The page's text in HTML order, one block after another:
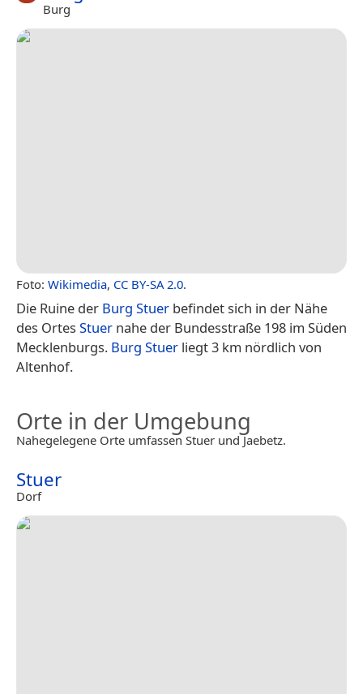
Burg
Foto: Wikimedia, CC BY-SA 2.0.
Die Ruine der Burg Stuer befindet sich in der Nähe
des Ortes Stuer nahe der Bundesstraße 198 im Süden
Mecklenburgs. Burg Stuer liegt 3 km nördlich von
Altenhof.
Orte in der Umgebung
Nahegelegene Orte umfassen Stuer und Jaebetz.
Stuer
Dorf